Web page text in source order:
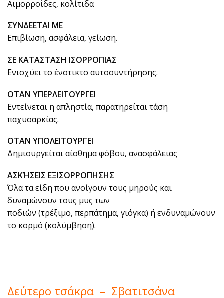
Αιμορροΐδες, κολίτιδα
ΣΥΝΔΕΕΤΑΙ ΜΕ
Επιβίωση, ασφάλεια, γείωση.
ΣΕ ΚΑΤΑΣΤΑΣΗ ΙΣΟΡΡΟΠΙΑΣ
Ενισχύει το ένστικτο αυτοσυντήρησης.
ΟΤΑΝ ΥΠΕΡΛΕΙΤΟΥΡΓΕΙ
Εντείνεται η απληστία, παρατηρείται τάση
παχυσαρκίας.
ΟΤΑΝ ΥΠΟΛΕΙΤΟΥΡΓΕΙ
Δημιουργείται αίσθημα φόβου, ανασφάλειας
ΑΣΚΉΣΕΙΣ ΕΞΙΣΟΡΡΟΠΗΣΗΣ
Όλα τα είδη που ανοίγουν τους μηρούς και
δυναμώνουν τους μυς των
ποδιών (τρέξιμο, περπάτημα, γιόγκα) ή ενδυναμώνουν
το κορμό (κολύμβηση).
Δεύτερο τσάκρα – Σβατιτσάνα